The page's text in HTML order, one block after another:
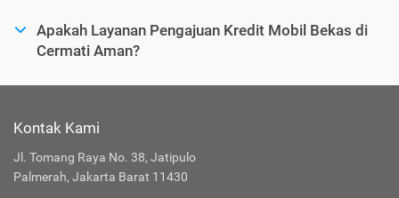
Apakah Layanan Pengajuan Kredit Mobil Bekas di
Cermati Aman?
Kontak Kami
Jl. Tomang Raya No. 38, Jatipulo
Palmerah, Jakarta Barat 11430